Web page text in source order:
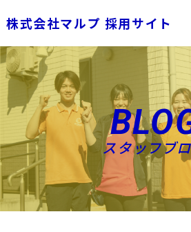
株式会社マルプ 採用サイト
スタッフブ